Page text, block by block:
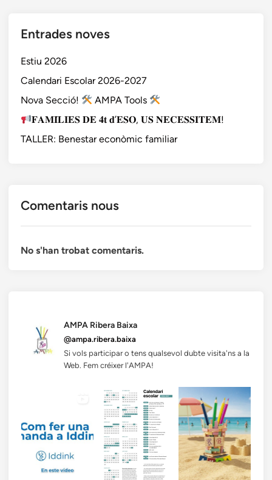
Entrades noves
Estiu 2026
Calendari Escolar 2026-2027
Nova Secció!
AMPA Tools
𝐅𝐀𝐌𝐈́𝐋𝐈𝐄𝐒 𝐃𝐄 𝟒𝐭 𝐝’𝐄𝐒𝐎, 𝐔𝐒 𝐍𝐄𝐂𝐄𝐒𝐒𝐈𝐓𝐄𝐌!
TALLER: Benestar econòmic familiar
Comentaris nous
No s'han trobat comentaris.
AMPA Ribera Baixa
@ampa.ribera.baixa
Si vols participar o tens qualsevol dubte visita'ns a la
Web. Fem créixer l'AMPA!